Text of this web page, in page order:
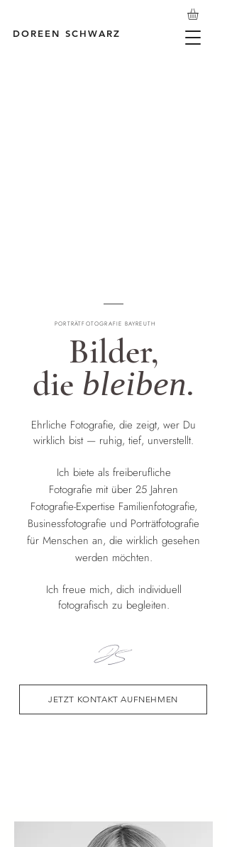
DOREEN SCHWARZ
PORTRÄTFOTOGRAFIE BAYREUTH
Bilder,
die bleiben.
Ehrliche Fotografie, die zeigt, wer Du
wirklich bist — ruhig, tief, unverstellt.
Ich biete als freiberufliche
Fotografie mit über 25 Jahren
Fotografie-Expertise Familienfotografie,
Businessfotografie und Porträtfotografie
für Menschen an, die wirklich gesehen
werden möchten.
Ich freue mich, dich individuell
fotografisch zu begleiten.
JETZT KONTAKT AUFNEHMEN